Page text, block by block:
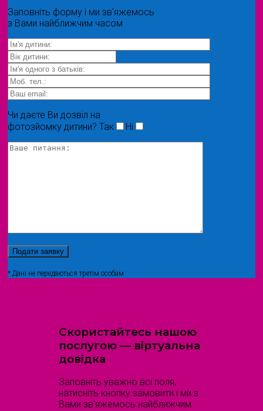
Заповніть форму і ми зв'яжемось
з Вами найближчим часом
Чи даєте Ви дозвіл на
фотозйомку дитини? Так Ні
* Дані не передаються третім особам
Скористайтесь нашою
послугою — віртуальна
довідка
Заповніть уважно всі поля,
натисніть кнопку замовити і ми з
Вами зв'яжемось найближчим